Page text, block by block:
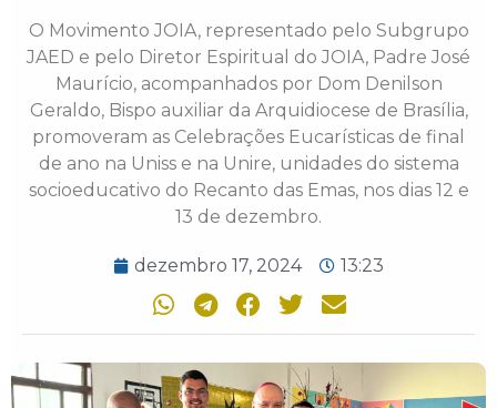
O Movimento JOIA, representado pelo Subgrupo
JAED e pelo Diretor Espiritual do JOIA, Padre José
Maurício, acompanhados por Dom Denilson
Geraldo, Bispo auxiliar da Arquidiocese de Brasília,
promoveram as Celebrações Eucarísticas de final
de ano na Uniss e na Unire, unidades do sistema
socioeducativo do Recanto das Emas, nos dias 12 e
13 de dezembro.
dezembro 17, 2024 13:23